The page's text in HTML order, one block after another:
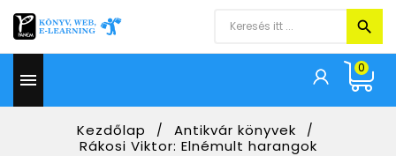

0
Kezdőlap
Antikvár könyvek
Rákosi Viktor: Elnémult harangok